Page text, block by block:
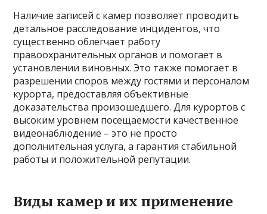
Наличие записей с камер позволяет проводить
детальное расследование инцидентов, что
существенно облегчает работу
правоохранительных органов и помогает в
установлении виновных. Это также помогает в
разрешении споров между гостями и персоналом
курорта, предоставляя объективные
доказательства произошедшего. Для курортов с
высоким уровнем посещаемости качественное
видеонаблюдение – это не просто
дополнительная услуга, а гарантия стабильной
работы и положительной репутации.
Виды камер и их применение